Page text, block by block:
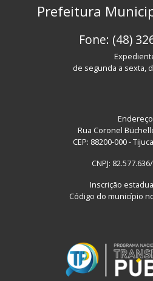
Prefeitura
Fone: (48)
de segunda a sexta,
Rua Coronel
CEP: 88200-000 -
CNPJ:
Inscrição
Código do município